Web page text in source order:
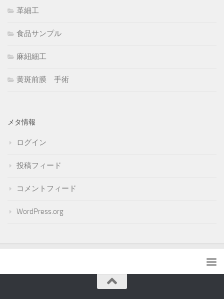
革細工
食品サンプル
麻紐細工
黄斑前膜 手術
メタ情報
ログイン
投稿フィード
コメントフィード
WordPress.org